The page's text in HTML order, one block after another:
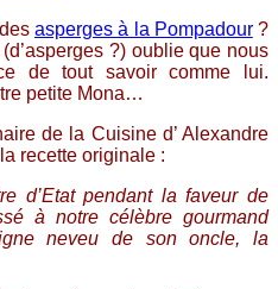
asperges à la Pompadour?
?) oublie que nous
de tout savoir comme lui.
petite Mona…
de la Cuisine d’ Alexandre
recette originale :
d’Etat pendant la faveur de
à notre célèbre gourmand
neveu de son oncle, la